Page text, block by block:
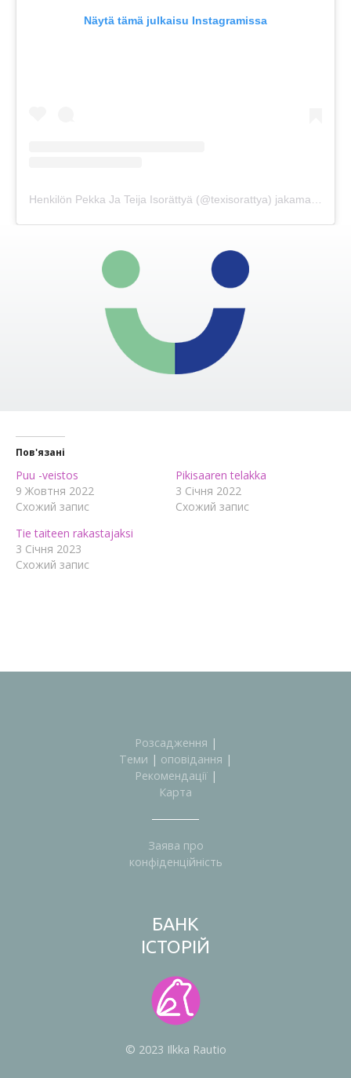
Näytä tämä julkaisu Instagramissa
Henkilön Pekka Ja Teija Isorättyä (@texisorattya) jakama julkaisu
Пов'язані
Puu -veistos
9 Жовтня 2022
Схожий запис
Pikisaaren telakka
3 Січня 2022
Схожий запис
Tie taiteen rakastajaksi
3 Січня 2023
Схожий запис
Розсадження |
Теми | оповідання |
Рекомендації|
Карта
Заява про
конфіденційність
БАНК
ІСТОРІЙ
© 2023 Ilkka Rautio